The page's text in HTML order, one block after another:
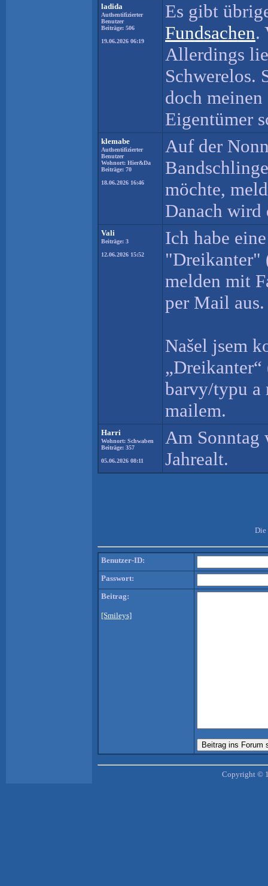
ladida
Authentifizierter
Benutzer
Beiträge: 506
19.06.2026 06:19
Es gibt
Fundsachen.
Allerdings
Schwerelos.
doch meinen
Eigentümer
klemabe
Authentifizierter
Benutzer
Wohnort: Hier&Da
Beiträge: 70
18.06.2026 16:46
Auf der
möchte,
Danach wird
Vali
Beiträge: 3
12.06.2026 15:52
Ich habe
"Dreikanter"
melden mit
per Mail aus.
Našel jsem
barvy/typu a
mailem.
Harri
Wohnort: Schwaben
Beiträge: 357
05.06.2026 08:11
Am Sonntag
Jahrealt.
Die
Benutzer-ID:
Passwort:
Beitrag:
[Smileys]
Copyright ©